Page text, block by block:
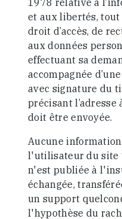
1978 relative à
et aux libertés,
droit d’accès, de
aux données
effectuant sa
accompagnée
avec signature du
précisant
doit être envoyée.
Aucune
l'utilisateur du site
n'est publiée à
échangée,
un support
l'hypothèse du